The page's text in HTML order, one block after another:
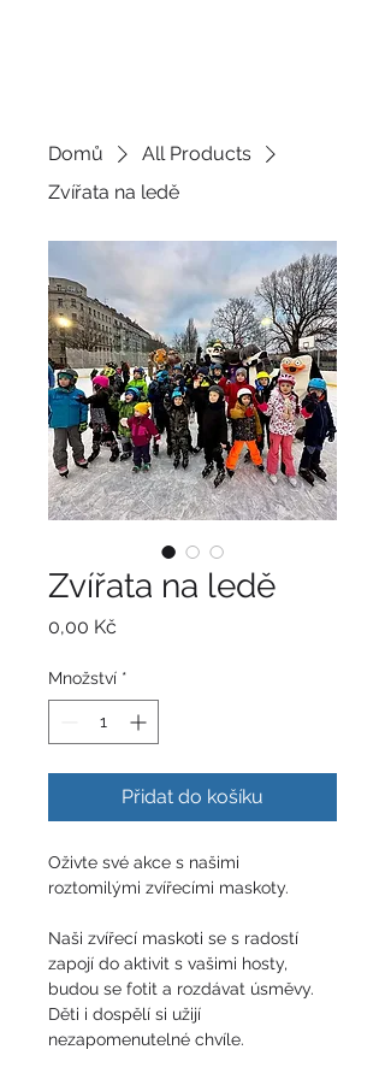
Domů
All Products
Zvířata na ledě
Zvířata na ledě
0,00 Kč
Množství *
Přidat do košíku
Oživte své akce s našimi
roztomilými zvířecími maskoty.
Naši zvířecí maskoti se s radostí
zapojí do aktivit s vašimi hosty,
budou se fotit a rozdávat úsměvy.
Děti i dospělí si užijí
nezapomenutelné chvíle.